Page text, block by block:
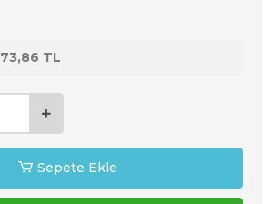
73,86 TL
Sepete Ekle